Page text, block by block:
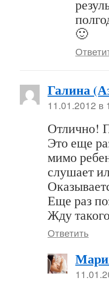
🙂
Галина
11.01.2012 в
Отлично!
Это еще
мимо
слушает
Еще раз
Жду
Ответить